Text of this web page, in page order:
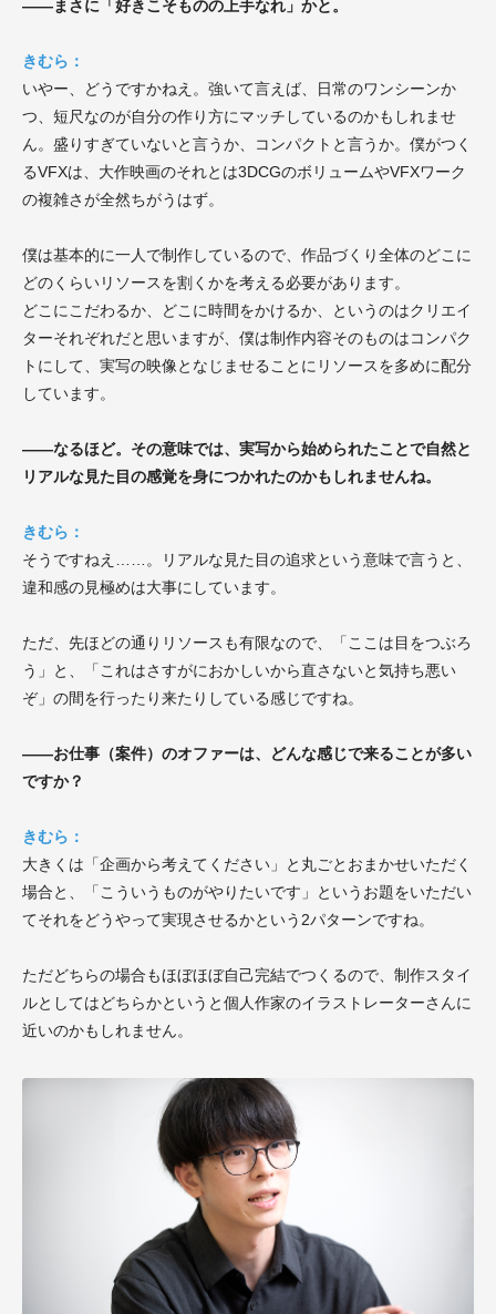
——まさに「好きこそものの上手なれ」かと。
きむら：
いやー、どうですかねえ。強いて言えば、
日常のワンシーンか
つ、短尺なのが自分の作り方にマッチしているのかもしれませ
ん。盛りすぎていないと言うか、コンパクトと言うか。僕がつく
るVFXは、大作映画のそれとは3DCGのボリュームやVFXワーク
の複雑さが全然ちがうはず。
僕は基本的に一人で制作しているので、作品づくり全体のどこに
どのくらいリソースを割くかを考える必要があります。
どこにこだわるか、どこに時間をかけるか、というのはクリエイ
ターそれぞれだと思いますが、僕は制作内容そのものはコンパク
トにして、実写の映像となじませることにリソースを多めに配分
しています。
——なるほど。その意味では、実写から始められたことで自然と
リアルな見た目の感覚を身につかれたのかもしれませんね。
きむら：
そうですねえ……。
リアルな見た目の追求という意味で言うと
違和感の見極めは大事にしています。
ただ、先ほどの通りリソースも有限なので、
「ここは目をつぶろ
う」と、「これはさすがにおかしいから直さないと気持ち悪い
ぞ」の間を行ったり来たりしている感じですね。
——お仕事（案件）のオファーは、どんな感じで来ることが多い
ですか？
きむら：
大きくは「企画から考えてください」と丸ごとおまかせいただく
場合と、「こういうものがやりたいです」というお題をいただい
てそれをどうやって実現させるかという2パターンですね。
ただどちらの場合もほぼほぼ自己完結でつくるので、制作スタイ
ルとしてはどちらかというと個人作家のイラストレーターさんに
近いのかもしれません。